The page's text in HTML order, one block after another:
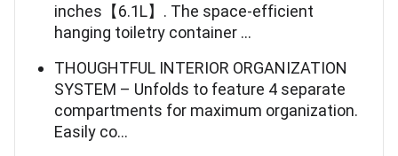
inches【6.1L】. The space-efficient
hanging toiletry container …
THOUGHTFUL INTERIOR ORGANIZATION
SYSTEM – Unfolds to feature 4 separate
compartments for maximum organization.
Easily co…